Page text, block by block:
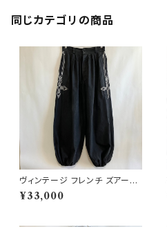
同じカテゴリの商品
ヴィンテージ フレンチ ズアーブ
パンツ ミリタリー フランス軍 フ
レンチアンティーク
¥33,000